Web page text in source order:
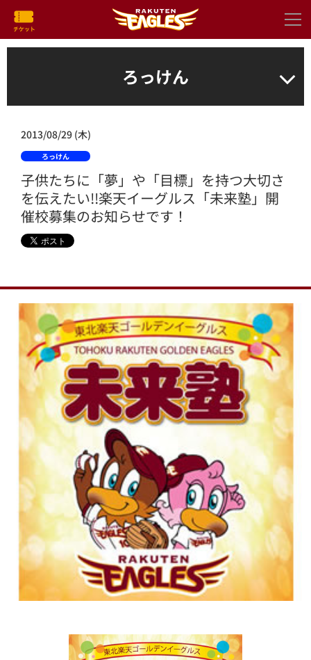
ろっけん
2013/08/29 (木)
ろっけん
子供たちに「夢」や「目標」を持つ大切さ
を伝えたい!!楽天イーグルス「未来塾」開
催校募集のお知らせです！